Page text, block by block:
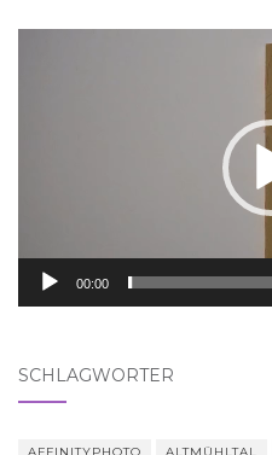
00:00
SCHLAGWÖRTER
AFFINITYPHOTO ALTMÜHLTAL